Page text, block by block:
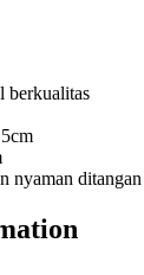
berkualitas
nyaman ditangan